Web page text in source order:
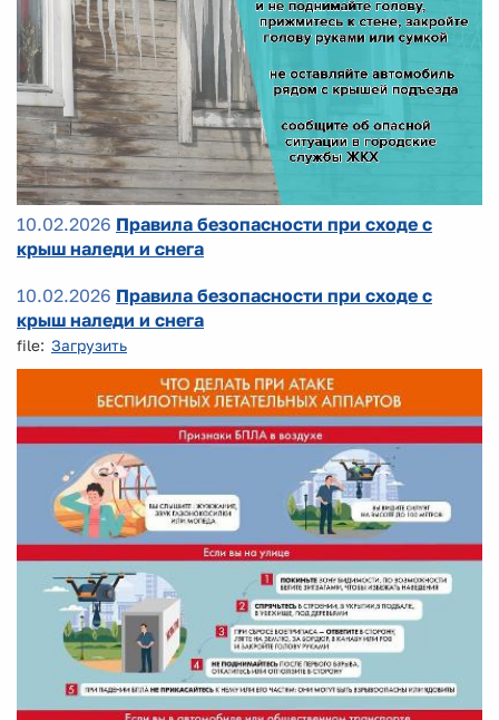
10.02.2026 Правила безопасности при сходе с
крыш наледи и снега
10.02.2026 Правила безопасности при сходе с
крыш наледи и снега
file: Загрузить